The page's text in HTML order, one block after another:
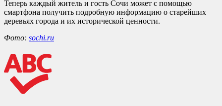
Теперь каждый житель и гость Сочи может с помощью
смартфона получить подробную информацию о старейших
деревьях города и их исторической ценности.
Фото: sochi.ru